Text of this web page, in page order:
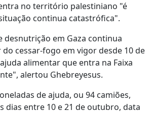
no território palestiniano "é
continua catastrófica".
desnutrição em Gaza continua
do cessar-fogo em vigor desde 10 de
alimentar que entra na Faixa
alertou Ghebreyesus.
de ajuda, ou 94 camiões,
dias entre 10 e 21 de outubro, data